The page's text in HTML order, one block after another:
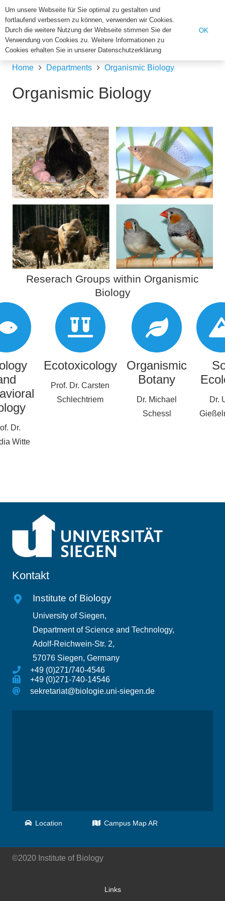
Institut für Biologie der
Search
for:
Home Departments Organismic Biology
Organismic Biology
Reserach Groups within Organismic
Biology
Dr.
Witte
Ecotoxicology
Prof. Dr. Carsten
Schlechtriem
Organismic
Botany
Dr. Michael
Schessl
Dr.
Kontakt
Institute of Biology
University of Siegen,
Department of Science and Technology,
Adolf-Reichwein-Str. 2,
57076 Siegen, Germany
+49 (0)271/740-4546
+49 (0)271-740-14546
sekretariat@biologie.uni-siegen.de
Location Campus Map AR
©2020 Institute of Biology
Links
Um unsere Webseite für Sie optimal zu gestalten und
fortlaufend verbessern zu können, verwenden wir Cookies.
Durch die weitere Nutzung der Webseite stimmen Sie der
Verwendung von Cookies zu. Weitere Informationen zu
Cookies erhalten Sie in unserer Datenschutzerklärung
OK